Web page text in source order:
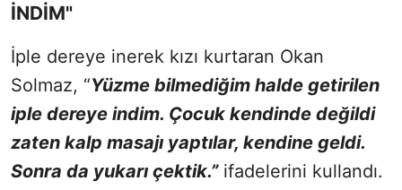
İNDİM"
İple dereye inerek kızı kurtaran Okan
Solmaz, “Yüzme bilmediğim halde getirilen
iple dereye indim. Çocuk kendinde değildi
zaten kalp masajı yaptılar, kendine geldi.
Sonra da yukarı çektik.”ifadelerini kullandı.